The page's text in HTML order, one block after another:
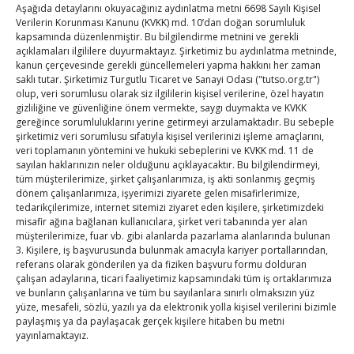
Aşağıda detaylarını okuyacağınız aydınlatma metni 6698 Sayılı Kişisel
Verilerin Korunması Kanunu (KVKK) md. 10’dan doğan sorumluluk
kapsamında düzenlenmiştir. Bu bilgilendirme metnini ve gerekli
açıklamaları ilgililere duyurmaktayız. Şirketimiz bu aydınlatma metninde,
kanun çerçevesinde gerekli güncellemeleri yapma hakkını her zaman
saklı tutar. Şirketimiz Turgutlu Ticaret ve Sanayi Odası ("tutso.org.tr")
olup, veri sorumlusu olarak siz ilgililerin kişisel verilerine, özel hayatın
gizliliğine ve güvenliğine önem vermekte, saygı duymakta ve KVKK
gereğince sorumluluklarını yerine getirmeyi arzulamaktadır. Bu sebeple
şirketimiz veri sorumlusu sıfatıyla kişisel verilerinizi işleme amaçlarını,
veri toplamanın yöntemini ve hukuki sebeplerini ve KVKK md. 11 de
sayılan haklarınızın neler olduğunu açıklayacaktır. Bu bilgilendirmeyi,
tüm müşterilerimize, şirket çalışanlarımıza, iş akti sonlanmış geçmiş
dönem çalışanlarımıza, işyerimizi ziyarete gelen misafirlerimize,
tedarikçilerimize, internet sitemizi ziyaret eden kişilere, şirketimizdeki
misafir ağına bağlanan kullanıcılara, şirket veri tabanında yer alan
müşterilerimize, fuar vb. gibi alanlarda pazarlama alanlarında bulunan
3. Kişilere, iş başvurusunda bulunmak amacıyla kariyer portallarından,
referans olarak gönderilen ya da fiziken başvuru formu dolduran
çalışan adaylarına, ticari faaliyetimiz kapsamındaki tüm iş ortaklarımıza
ve bunların çalışanlarına ve tüm bu sayılanlara sınırlı olmaksızın yüz
yüze, mesafeli, sözlü, yazılı ya da elektronik yolla kişisel verilerini bizimle
paylaşmış ya da paylaşacak gerçek kişilere hitaben bu metni
yayınlamaktayız.
Hisarcıklıoğlu ICCD Genel Sekreteri Khalawi ile görüştü
ByTUTSOon Ağu 7, 2026
Kahramanmaraş Ticaret ve Sanayi Odası’nın yeni
binası hizmete açıldı
ByTUTSO on Ağu 5, 2026
Diren ailesine taziye ziyareti
ByTUTSOon Ağu 4, 2026
Hisarcıklıoğlu, Ardahan Üniversitesi Rektörü Prof. Dr.
Emiroğlu’nu kabul etti
ByTUTSOon Ağu 4, 2026
Hisarcıklıoğlu Muğla İl/İlçe Oda / Borsa Meclis Üyeleri
ile buluştu